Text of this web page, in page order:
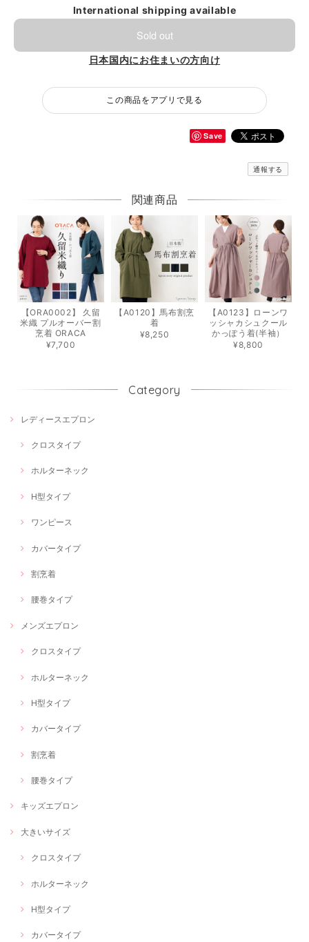
International shipping available
Sold out
日本国内にお住まいの方向け
この商品をアプリで見る
Save
通報する
関連商品
【ORA0002】 久留
米織 プルオーバー割
烹着 ORACA
¥7,700
【A0120】馬布割烹
着
¥8,250
【A0123】ローンワ
ッシャカシュクール
かっぽう着(半袖）
¥8,800
Category
レディースエプロン
クロスタイプ
ホルターネック
H型タイプ
ワンピース
カバータイプ
割烹着
腰巻タイプ
メンズエプロン
クロスタイプ
ホルターネック
H型タイプ
カバータイプ
割烹着
腰巻タイプ
キッズエプロン
大きいサイズ
クロスタイプ
ホルターネック
H型タイプ
カバータイプ